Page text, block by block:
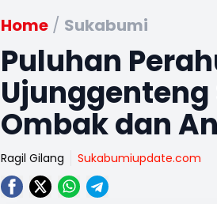
Home / Sukabumi
Puluhan
Ombak dan
Ragil Gilang Sukabumiupdate.com